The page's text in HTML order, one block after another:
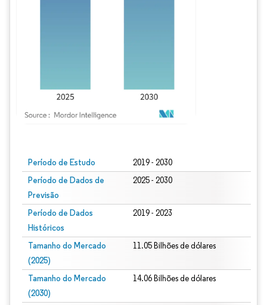
Período de Estudo 2019 - 2030
Período de Dados de
Previsão
2025 - 2030
Período de Dados
Históricos
2019 - 2023
Tamanho do Mercado
(2025)
11.05 Bilhões de dólares
Tamanho do Mercado
(2030)
14.06 Bilhões de dólares